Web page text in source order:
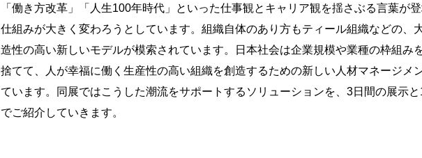
「働き方改革」「人生100年時代」といった仕事観とキャリア観を揺さぶる言葉が
仕組みが大きく変わろうとしています。組織自体のあり方もティール組織などの、
造性の高い新しいモデルが模索されています。日本社会は企業規模や業種の枠組み
捨てて、人が幸福に働く生産性の高い組織を創造するための新しい人材マネージメ
ています。同展ではこうした潮流をサポートするソリューションを、3日間の展示
でご紹介していきます。